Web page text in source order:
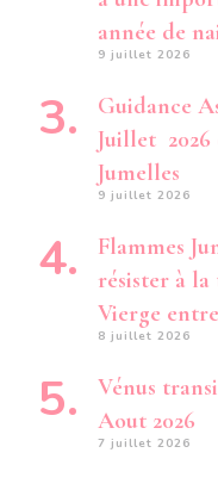
année de
9 juillet 2026
Guidance
Juillet 2026
Jumelles
9 juillet 2026
Flammes
résister à
Vierge
8 juillet 2026
Vénus
Aout 2026
7 juillet 2026